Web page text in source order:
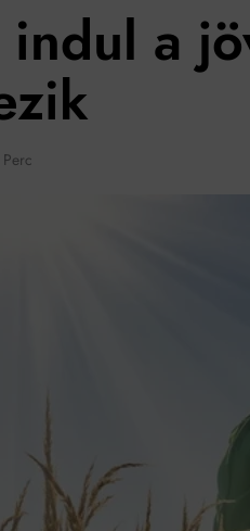
Mindenki
szakértők szerint akár 5
a